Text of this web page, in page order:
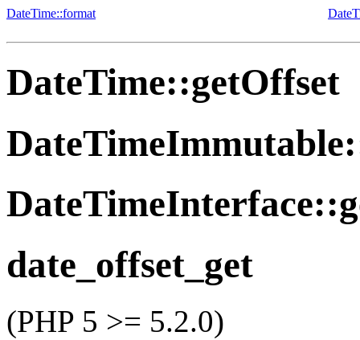
DateTime::format
DateTime::getOffset
date_offset_get
(PHP 5 >= 5.2.0)